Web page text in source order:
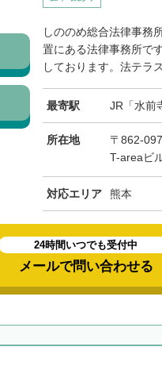
しののめ総合法律事務
置にある法律事務所で
しております。法テラ
最寄駅 JR「水前
所在地
〒862-
T-areaビ
対応エリア 熊本
24時間いつでも受付中
メールで問い合わせる